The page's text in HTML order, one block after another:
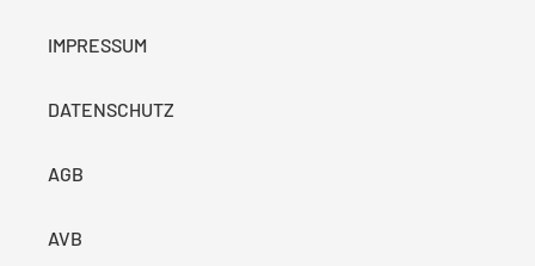
IMPRESSUM
DATENSCHUTZ
AGB
AVB